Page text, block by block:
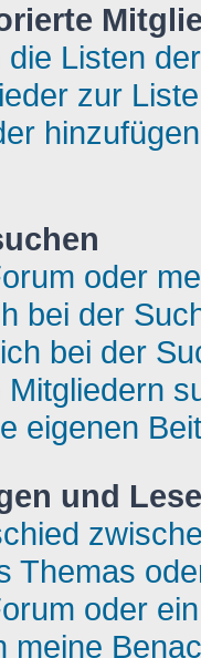
Listen
zur
oder
bei der
bei der
eigenen
und
Themas
oder
meine